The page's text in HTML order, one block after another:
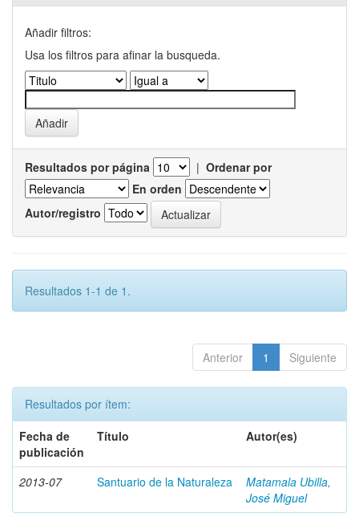
Añadir filtros:
Usa los filtros para afinar la busqueda.
Resultados por página | Ordenar por
En orden
Autor/registro
Resultados 1-1 de 1.
Anterior 1 Siguiente
Resultados por ítem:
Fecha de
publicación
Título Autor(es)
2013-07 Santuario de la Naturaleza
Matamala Ubilla,
José Miguel